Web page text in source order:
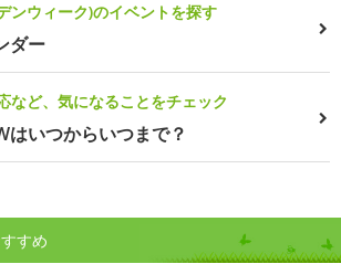
ンウィーク)のイベントを探す
ダー
など、気になることをチェック
はいつからいつまで？
すめ